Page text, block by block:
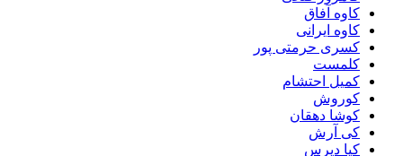
کاوه آفاق
کاوه ایرانی
کسری حرمتی پور
کلمست
کمیل احتشام
کوروش
کوشا دهقان
کی آرش
کیا دپرس